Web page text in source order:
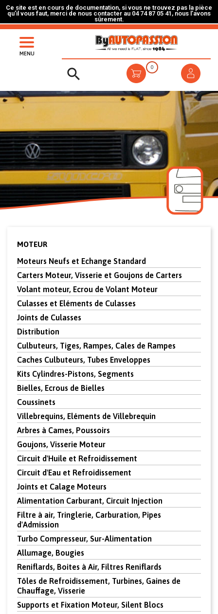
Ce site est en cours de documentation, si vous ne trouvez pas la pièce
qu’il vous faut, merci de nous contacter au 04 74 87 05 41, nous l’avons
sûrement.
MENU
 0
MOTEUR
Moteurs Neufs et Echange Standard
Carters Moteur, Visserie et Goujons de Carters
Volant moteur, Ecrou de Volant Moteur
Culasses et Eléments de Culasses
Joints de Culasses
Distribution
Culbuteurs, Tiges, Rampes, Cales de Rampes
Caches Culbuteurs, Tubes Enveloppes
Kits Cylindres-Pistons, Segments
Bielles, Ecrous de Bielles
Coussinets
Villebrequins, Eléments de Villebrequin
Arbres à Cames, Poussoirs
Goujons, Visserie Moteur
Circuit d'Huile et Refroidissement
Circuit d'Eau et Refroidissement
Joints et Calage Moteurs
Alimentation Carburant, Circuit Injection
Filtre à air, Tringlerie, Carburation, Pipes
d'Admission
Turbo Compresseur, Sur-Alimentation
Allumage, Bougies
Reniflards, Boites à Air, Filtres Reniflards
Tôles de Refroidissement, Turbines, Gaines de
Chauffage, Visserie
Supports et Fixation Moteur, Silent Blocs